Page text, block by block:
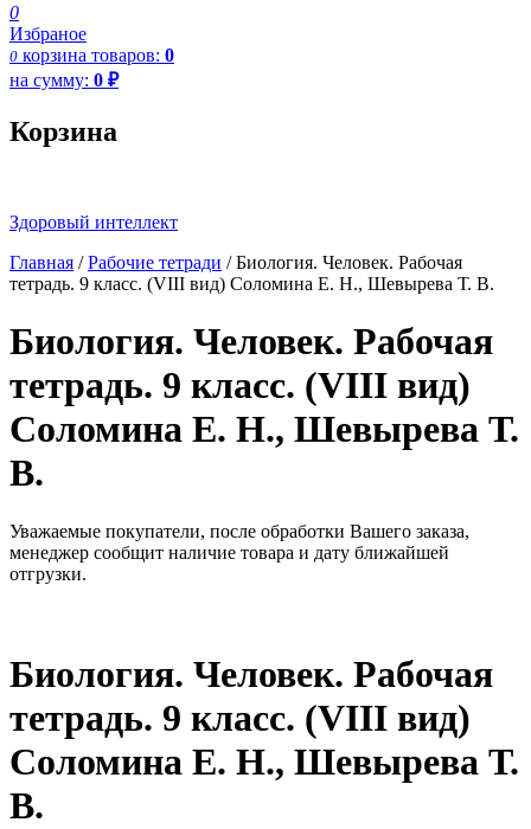
0
Избраное
0 корзина товаров: 0
на сумму: 0 ₽
Корзина
Здоровый интеллект
Главная /Рабочие тетради / Биология. Человек. Рабочая
тетрадь. 9 класс. (VIII вид) Соломина Е. Н., Шевырева Т. В.
Биология. Человек. Рабочая
тетрадь. 9 класс. (VIII вид)
Соломина Е. Н., Шевырева Т.
В.
Уважаемые покупатели, после обработки Вашего заказа,
менеджер сообщит наличие товара и дату ближайшей
отгрузки.
Биология. Человек. Рабочая
тетрадь. 9 класс. (VIII вид)
Соломина Е. Н., Шевырева Т.
В.